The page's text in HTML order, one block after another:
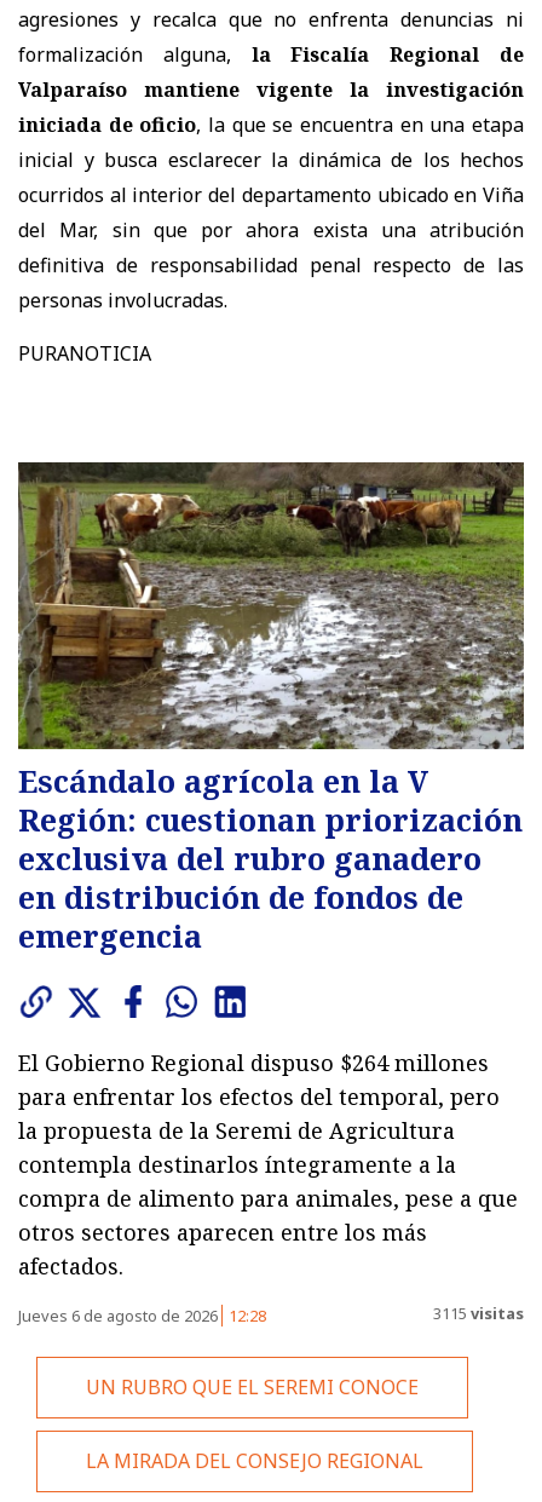
agresiones y recalca que no enfrenta denuncias ni
formalización alguna, la Fiscalía Regional de
Valparaíso mantiene vigente la investigación
iniciada de oficio, la que se encuentra en una etapa
inicial y busca esclarecer la dinámica de los hechos
ocurridos al interior del departamento ubicado en Viña
del Mar, sin que por ahora exista una atribución
definitiva de responsabilidad penal respecto de las
personas involucradas.
PURANOTICIA
Escándalo agrícola en la V
Región: cuestionan priorización
exclusiva del rubro ganadero
en distribución de fondos de
emergencia
El Gobierno Regional dispuso $264 millones
para enfrentar los efectos del temporal, pero
la propuesta de la Seremi de Agricultura
contempla destinarlos íntegramente a la
compra de alimento para animales, pese a que
otros sectores aparecen entre los más
afectados.
Jueves 6 de agosto de 2026 12:28 3115 visitas
UN RUBRO QUE EL SEREMI CONOCE
LA MIRADA DEL CONSEJO REGIONAL